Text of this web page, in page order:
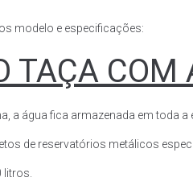
modelo e especificações:
TAÇA
a água fica armazenada em toda
de reservatórios metálicos
litros.